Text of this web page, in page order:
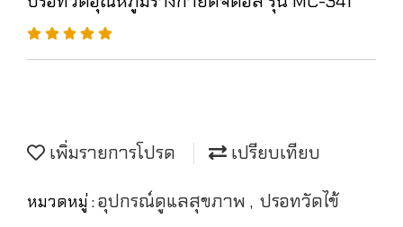
เพิ่มรายการโปรด เปรียบเทียบ
หมวดหมู่ : อุปกรณ์ดูแลสุขภาพ , ปรอทวัดไข้